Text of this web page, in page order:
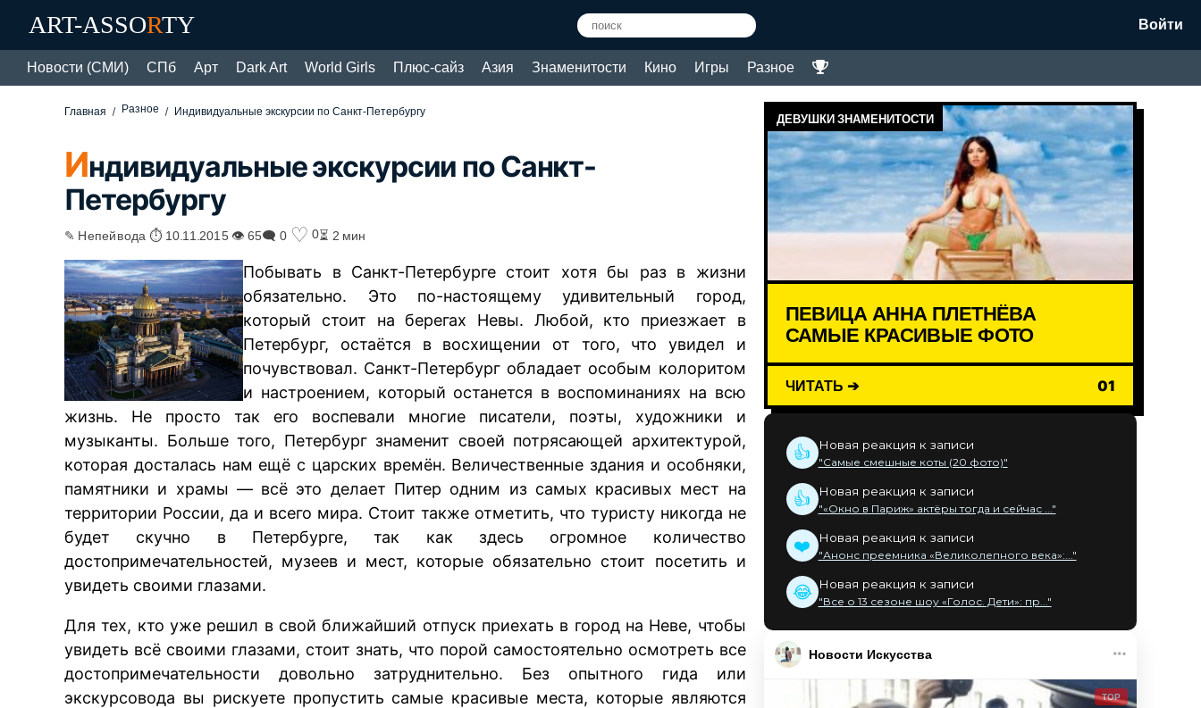
ART-ASSORTY Войти
Новости (СМИ) СПб Арт Dark Art World Girls Плюс-сайз Азия Знаменитости Кино Игры Разное
Главная Разное Индивидуальные экскурсии по Санкт-Петербургу
Индивидуальные экскурсии по Санкт-
Петербургу
✎ Непейвода ⏱ 10.11.2015 👁 65🗨 0 ♡ 0⏳ 2 мин
Побывать в Санкт-Петербурге стоит хотя бы раз в жизни
обязательно. Это по-настоящему удивительный город,
который стоит на берегах Невы. Любой, кто приезжает в
Петербург, остаётся в восхищении от того, что увидел и
почувствовал. Санкт-Петербург обладает особым колоритом
и настроением, который останется в воспоминаниях на всю
жизнь. Не просто так его воспевали многие писатели, поэты, художники и
музыканты. Больше того, Петербург знаменит своей потрясающей архитектурой,
которая досталась нам ещё с царских времён. Величественные здания и особняки,
памятники и храмы — всё это делает Питер одним из самых красивых мест на
территории России, да и всего мира. Стоит также отметить, что туристу никогда не
будет скучно в Петербурге, так как здесь огромное количество
достопримечательностей, музеев и мест, которые обязательно стоит посетить и
увидеть своими глазами.
Для тех, кто уже решил в свой ближайший отпуск приехать в город на Неве, чтобы
увидеть всё своими глазами, стоит знать, что порой самостоятельно осмотреть все
достопримечательности довольно затруднительно. Без опытного гида или
экскурсовода вы рискуете пропустить самые красивые места, которые являются
ДЕВУШКИ ЗНАМЕНИТОСТИ
ПЕВИЦА АННА ПЛЕТНЁВА
САМЫЕ КРАСИВЫЕ ФОТО
ЧИТАТЬ ➔ 01
👍 Новая реакция к записи
"Самые смешные коты (20 фото)"
👍 Новая реакция к записи
"«Окно в Париж» актёры тогда и сейчас ..."
❤️ Новая реакция к записи
"Анонс преемника «Великолепного века»:..."
😂 Новая реакция к записи
"Все о 13 сезоне шоу «Голос. Дети»: пр..."
Новости Искусства
TOP